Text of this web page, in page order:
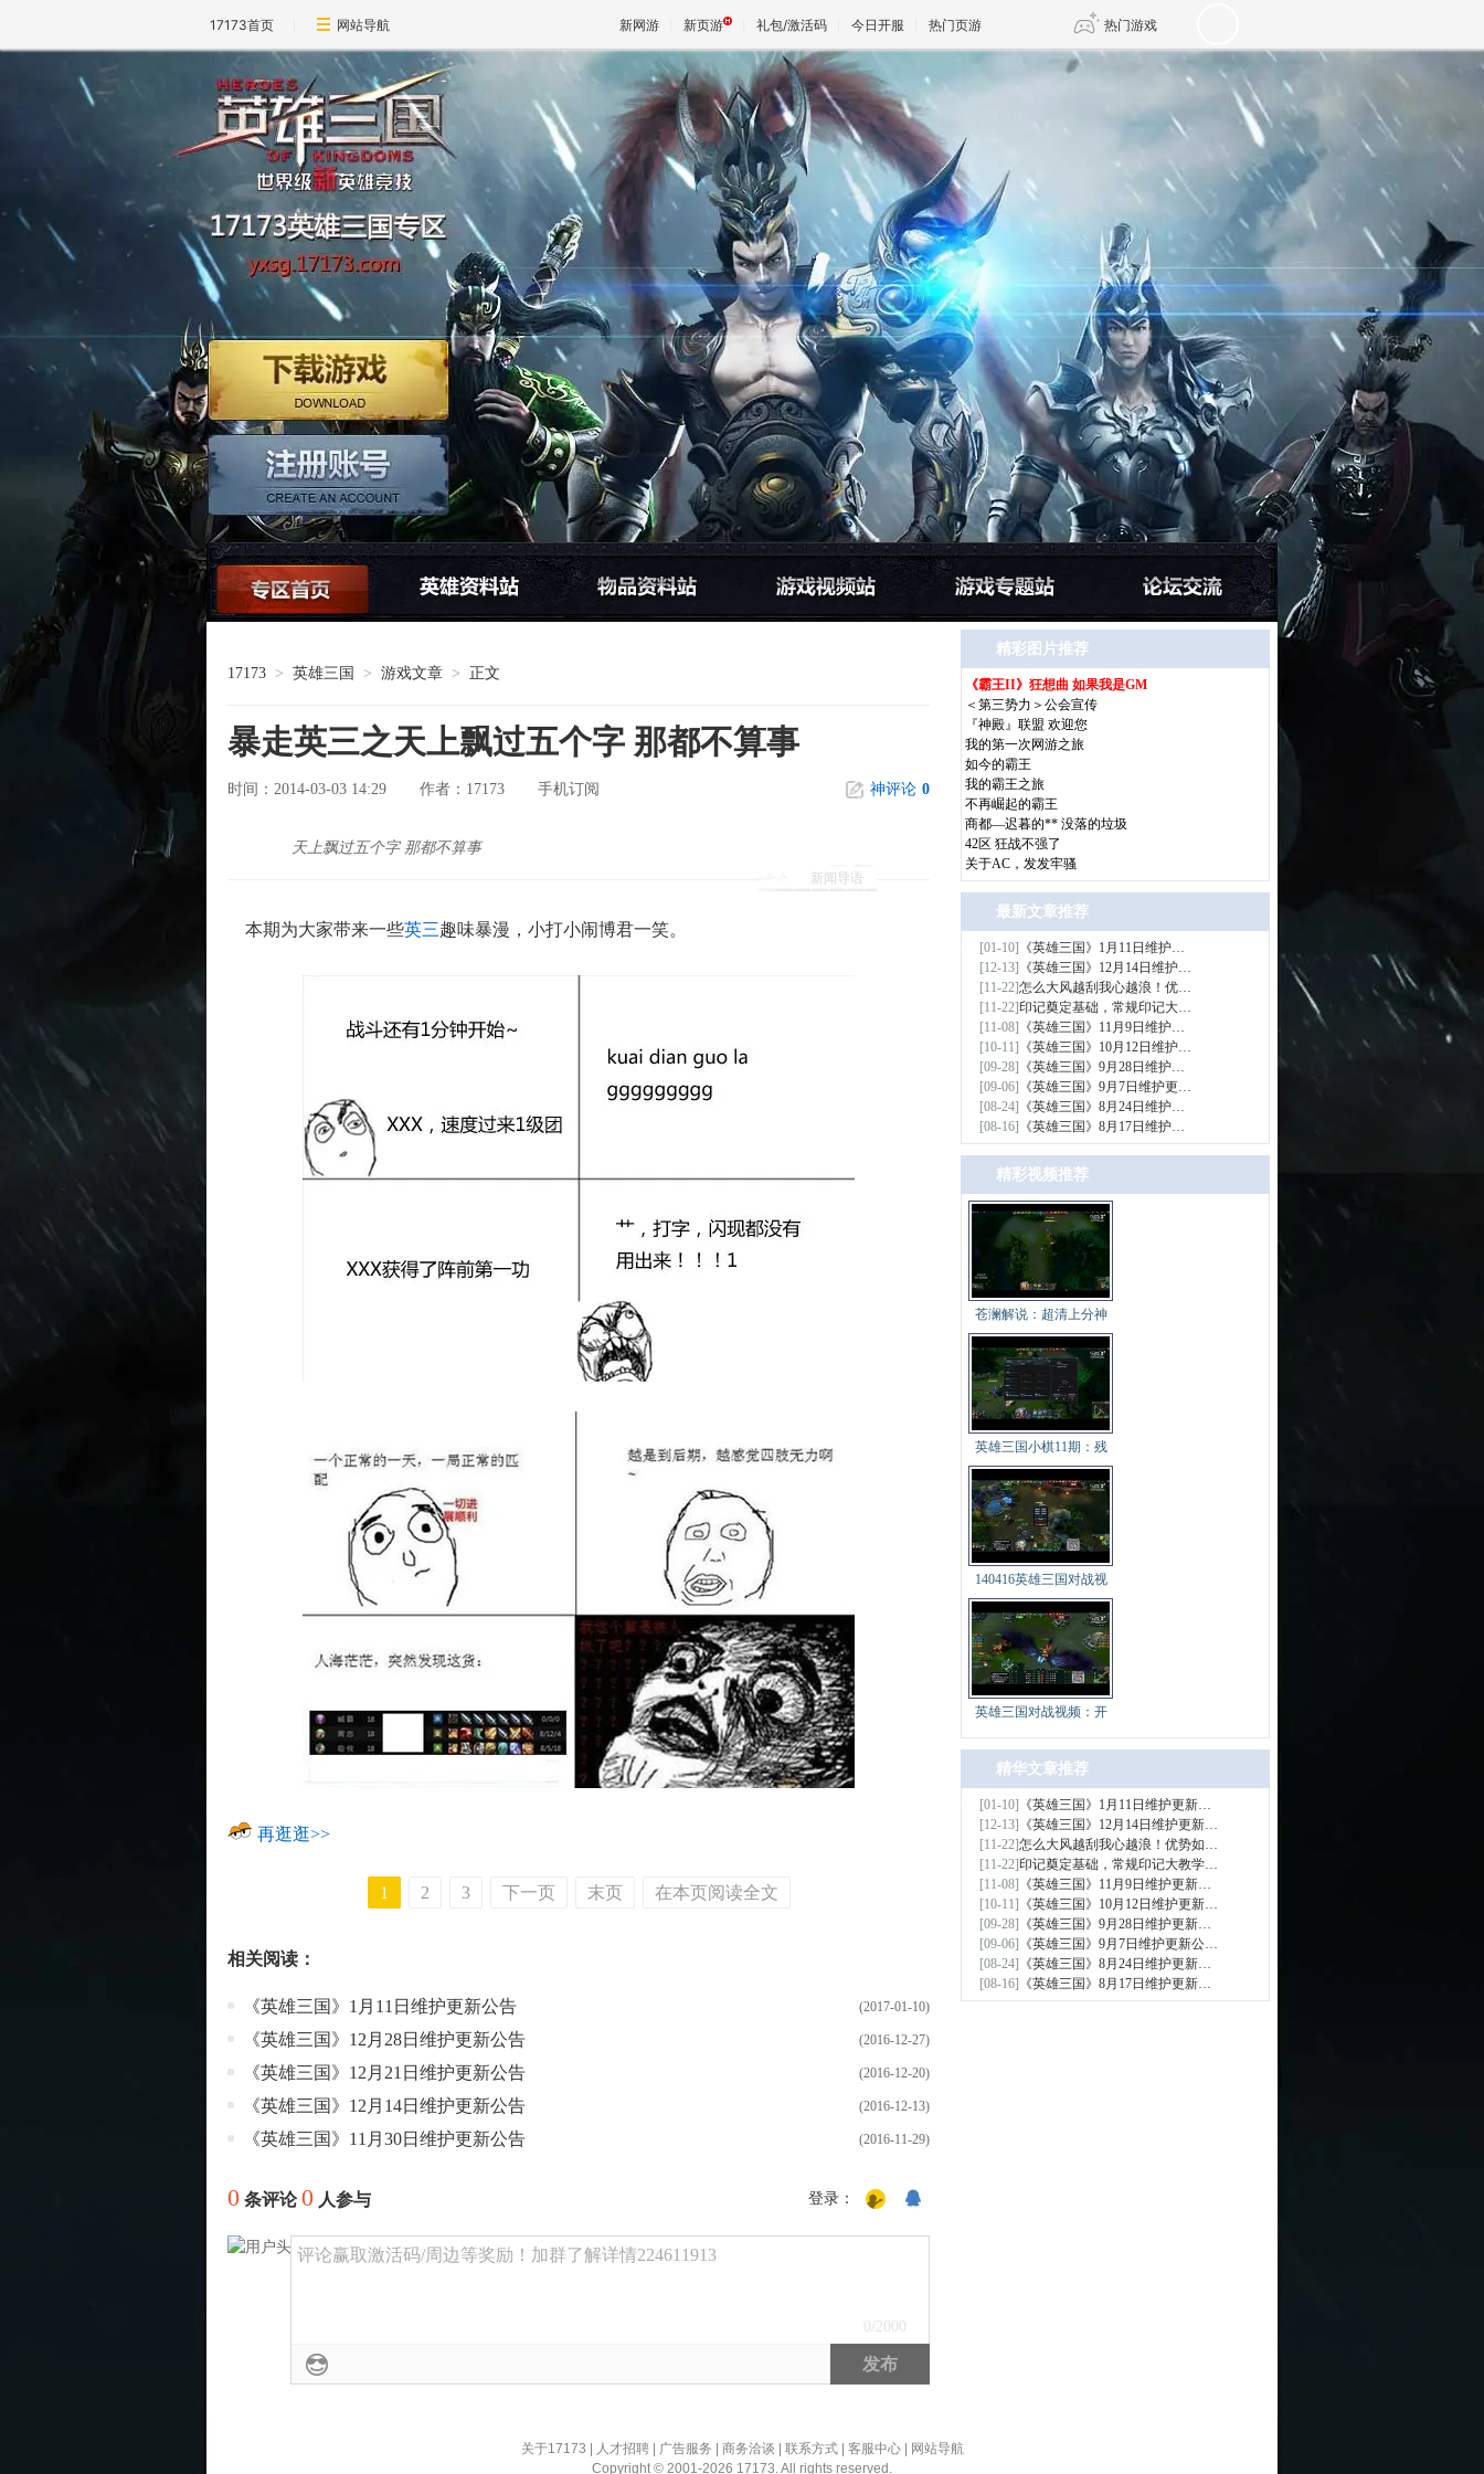
17173首页 网站导航 新网游 新页游 礼包/激活码 今日开服 热门页游 热门游戏
魔兽
天堂 剑网3旗舰版 新天龙八部
王权与自由 诛仙世界 新仙侠5
论坛交流
17173 > 英雄三国 > 游戏文章 > 正文
暴走英三之天上飘过五个字 那都不算事
时间：2014-03-03 14:29 作者： 17173 手机订阅 神评论 0
新闻导语
天上飘过五个字 那都不算事
本期为大家带来一些英三趣味暴漫，小打小闹博君一笑。
再逛逛>>
1 2 3 下一页 末页 在本页阅读全文
相关阅读：
(2017-01-10)
《英雄三国》1月11日维护更新公告
(2016-12-27)
《英雄三国》12月28日维护更新公告
(2016-12-20)
《英雄三国》12月21日维护更新公告
(2016-12-13)
《英雄三国》12月14日维护更新公告
(2016-11-29)
《英雄三国》11月30日维护更新公告
0 条评论0 人参与 登录：
评论赢取激活码/周边等奖励！加群了解详情224611913
0 /2000
发布
精彩图片推荐
更多>
《霸王II》狂想曲 如果我是GM
＜第三势力＞公会宣传
『神殿』联盟 欢迎您
我的第一次网游之旅
如今的霸王
我的霸王之旅
不再崛起的霸王
商都—迟暮的** 没落的垃圾
42区 狂战不强了
关于AC，发发牢骚
最新文章推荐
更多>[01-10]
《英雄三国》1月11日维护…
[12-13]
《英雄三国》12月14日维护…
[11-22]怎么大风越刮我心越浪！优…
[11-22]印记奠定基础，常规印记大…
[11-08]
《英雄三国》11月9日维护…
[10-11]
《英雄三国》10月12日维护…
[09-28]
《英雄三国》9月28日维护…
[09-06]
《英雄三国》9月7日维护更…
[08-24]
《英雄三国》8月24日维护…
[08-16]
《英雄三国》8月17日维护…
精彩视频推荐
更多>
苍澜解说：超清上分神
英雄三国小棋11期：残
140416英雄三国对战视
英雄三国对战视频：开
精华文章推荐
更多>[01-10]
《英雄三国》1月11日维护更新…
[12-13]
《英雄三国》12月14日维护更新…
[11-22]怎么大风越刮我心越浪！优势如…
[11-22]印记奠定基础，常规印记大教学…
[11-08]
《英雄三国》11月9日维护更新…
[10-11]
《英雄三国》10月12日维护更新…
[09-28]
《英雄三国》9月28日维护更新…
[09-06]
《英雄三国》9月7日维护更新公…
[08-24]
《英雄三国》8月24日维护更新…
[08-16]
《英雄三国》8月17日维护更新…
关于17173 人才招聘| 广告服务 商务洽谈 联系方式| 客服中心|
网站导航
Copyright © 2001-2026 17173. All rights reserved.